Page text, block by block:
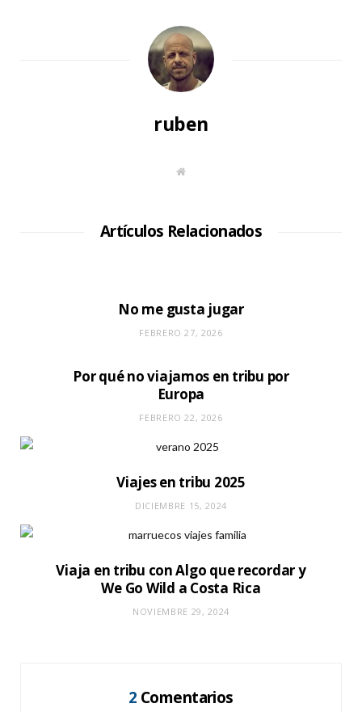
ruben
S
W
Artículos Relacionados
No me gusta jugar
FEBRERO 27, 2026
Por qué no viajamos en tribu por
Europa
FEBRERO 22, 2026
Viajes en tribu 2025
DICIEMBRE 15, 2024
Viaja en tribu con Algo que recordar y
We Go Wild a Costa Rica
NOVIEMBRE 29, 2024
2 Comentarios